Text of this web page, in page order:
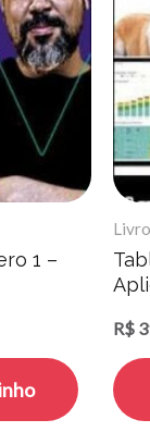
1 –
R$